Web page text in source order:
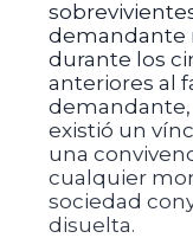
demandante
durante los
anteriores al
demandante,
existió un
una
cualquier
sociedad
disuelta.